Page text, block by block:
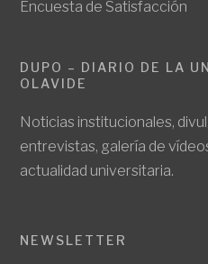
Encuesta de Satisfacción
DUPO – DIARIO DE LA
OLAVIDE
Noticias institucionales,
entrevistas, galería de
actualidad universitaria.
NEWSLETTER